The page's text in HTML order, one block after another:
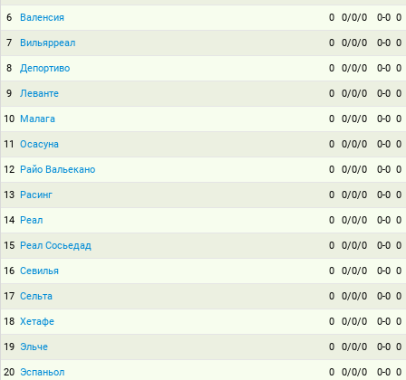
6 Валенсия 0 0/0/0 0-0 0
7 Вильярреал 0 0/0/0 0-0 0
8 Депортиво 0 0/0/0 0-0 0
9 Леванте 0 0/0/0 0-0 0
10 Малага 0 0/0/0 0-0 0
11 Осасуна 0 0/0/0 0-0 0
12 Райо Вальекано 0 0/0/0 0-0 0
13 Расинг 0 0/0/0 0-0 0
14 Реал 0 0/0/0 0-0 0
15 Реал Сосьедад 0 0/0/0 0-0 0
16 Севилья 0 0/0/0 0-0 0
17 Сельта 0 0/0/0 0-0 0
18 Хетафе 0 0/0/0 0-0 0
19 Эльче 0 0/0/0 0-0 0
20 Эспаньол 0 0/0/0 0-0 0